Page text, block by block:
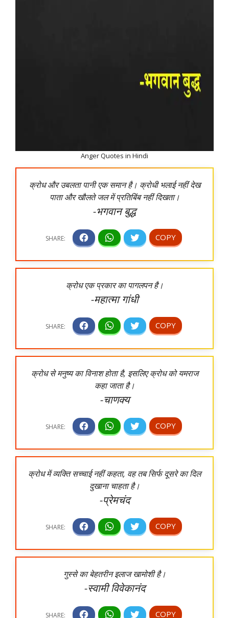
Anger Quotes in Hindi
क्रोध और उबलता पानी एक समान है। क्रोधी भलाई नहीं देख
पाता और खौलते जल में प्रतिबिंब नहीं दिखता।
-भगवान बुद्ध
क्रोध एक प्रकार का पागलपन है।
-महात्मा गांधी
क्रोध से मनुष्य का विनाश होता है, इसलिए क्रोध को यमराज
कहा जाता है।
-चाणक्य
क्रोध में व्यक्ति सच्चाई नहीं कहता, वह तब सिर्फ दूसरे का दिल
दुखाना चाहता है।
-प्रेमचंद
गुस्से का बेहतरीन इलाज खामोशी है।
-स्वामी विवेकानंद